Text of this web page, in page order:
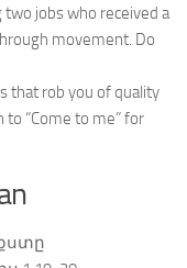
jobs who received a
movement. Do
that rob you of quality
to “Come to me” for